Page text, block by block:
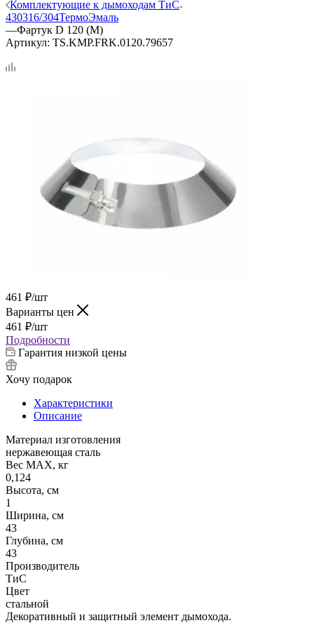
Комплектующие к дымоходам ТиС
430316/304ТермоЭмаль
—Фартук D 120 (М)
Артикул: TS.KMP.FRK.0120.79657
461 ₽/шт
Варианты цен
461 ₽/шт
Подробности
Гарантия низкой цены
Хочу подарок
Характеристики
Описание
Материал изготовления
нержавеющая сталь
Вес МАХ, кг
0,124
Высота, см
1
Ширина, см
43
Глубина, см
43
Производитель
ТиС
Цвет
стальной
Декоративный и защитный элемент дымохода.